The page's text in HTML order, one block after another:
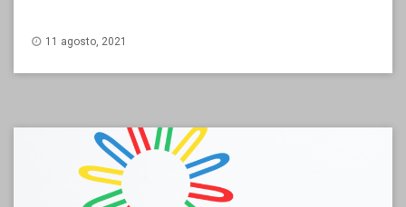
11 agosto, 2021